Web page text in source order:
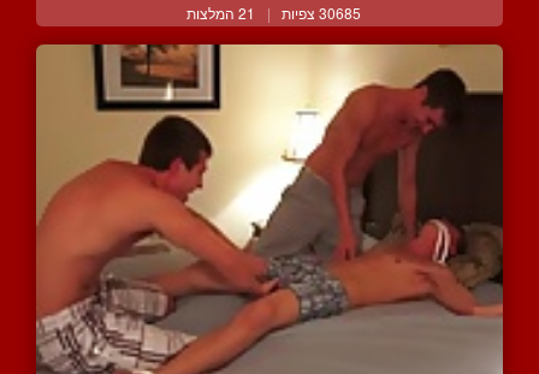
30685 צפיות | 21 המלצות